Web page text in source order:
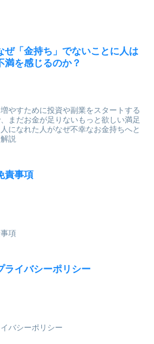
ぜ「金持ち」でないことに人は
満を感じるのか？
やすために投資や副業をスタートする
まだお金が足りないもっと欲しい満足
になれた人がなぜ不幸なお金持ちへと
説
責事項
項
ライバシーポリシー
バシーポリシー